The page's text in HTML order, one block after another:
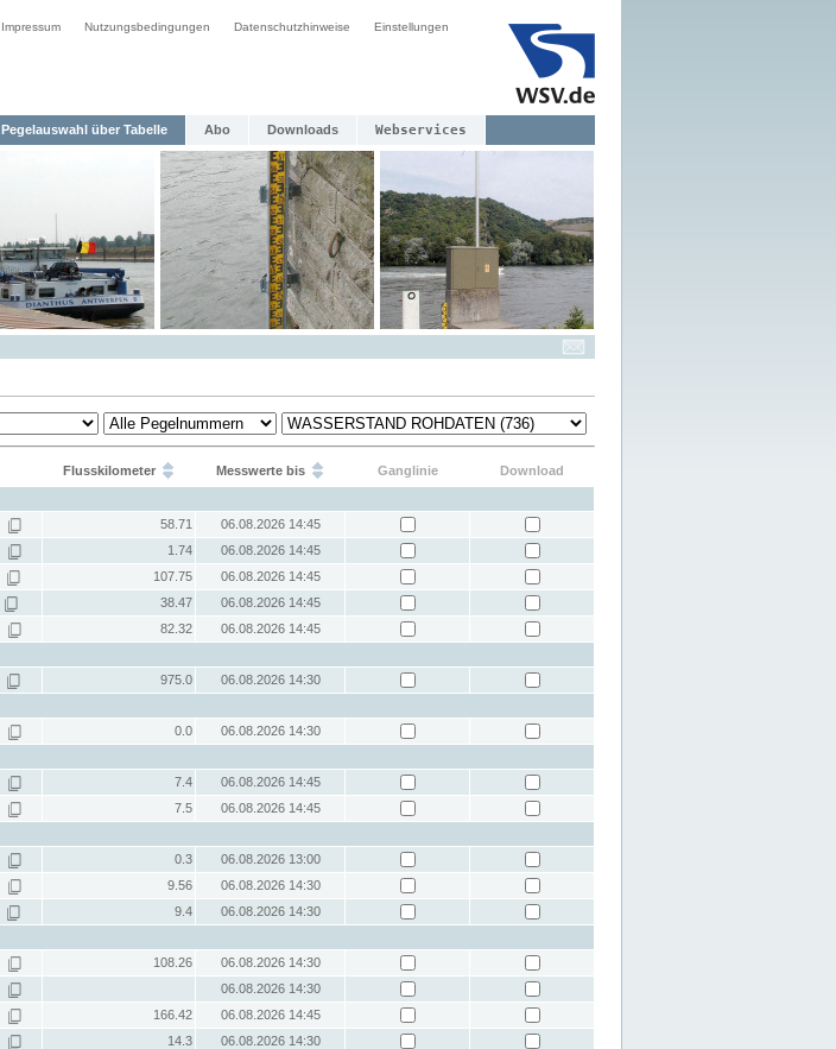
Impressum Nutzungsbedingungen Datenschutzhinweise Einstellungen
Pegelauswahl über Tabelle Abo Downloads Webservices
Flusskilometer Messwerte bis Ganglinie
Download
58.71
06.08.2026 14:45
1.74
06.08.2026 14:45
107.75
06.08.2026 14:45
38.47
06.08.2026 14:45
82.32
06.08.2026 14:45
975.0
06.08.2026 14:30
0.0
06.08.2026 14:30
7.4
06.08.2026 14:45
7.5
06.08.2026 14:45
0.3
06.08.2026 13:00
9.56
06.08.2026 14:30
9.4
06.08.2026 14:30
108.26
06.08.2026 14:30
06.08.2026 14:30
166.42
06.08.2026 14:45
14.3
06.08.2026 14:30